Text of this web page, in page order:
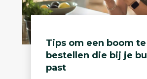
Tips om een boom te
bestellen die bij je
past